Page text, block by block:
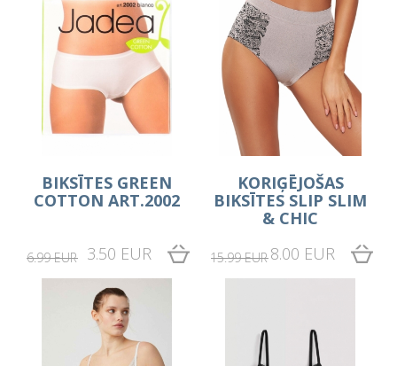
BIKSĪTES GREEN
COTTON ART.2002
6.99 EUR 3.50 EUR
KORIĢĒJOŠAS
BIKSĪTES SLIP SLIM
& CHIC
15.99 EUR8.00 EUR